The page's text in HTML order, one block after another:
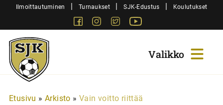
SiirryIlmoittautuminen | Turnaukset | SJK-Edustus | Koulutukset
FacebookInstagram
Twitter
Sjk-
Juniorit
Etusivu » Arkisto » Vain voitto riittää